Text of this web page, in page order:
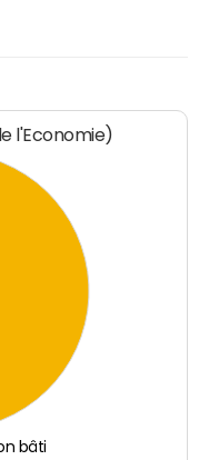
l'Economie)
bâti